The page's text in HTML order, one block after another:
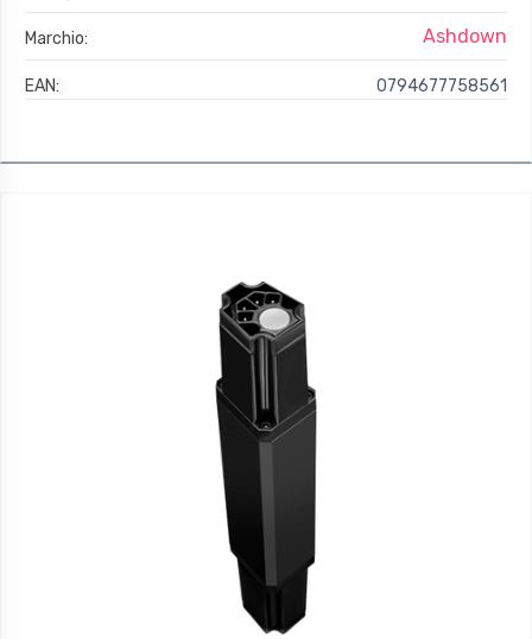
Marchio: Ashdown
EAN: 0794677758561